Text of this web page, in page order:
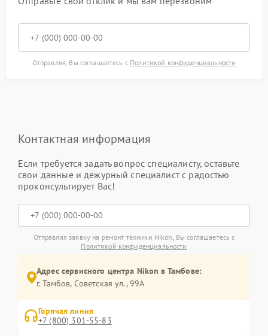
Отправляя, Вы соглашаетесь с Политикой конфиденциальности
Контактная информация
Если требуется задать вопрос специалисту, оставьте
свои данные и дежурный специалист с радостью
проконсультирует Вас!
Отправляя заявку на ремонт техники Nikon, Вы соглашаетесь с
Политикой конфиденциальности
Адрес сервисного центра Nikon в Тамбове:
г. Тамбов, Советская ул., 99А
Горячая линия
+7 (800) 301-55-83